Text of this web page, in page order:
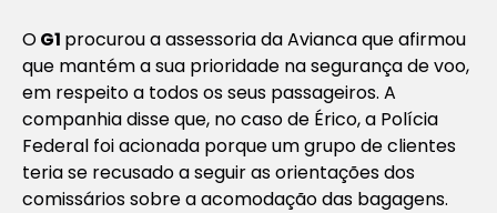
OG1 procurou a assessoria da Avianca que afirmou
que mantém a sua prioridade na segurança de voo,
em respeito a todos os seus passageiros. A
companhia disse que, no caso de Érico, a Polícia
Federal foi acionada porque um grupo de clientes
teria se recusado a seguir as orientações dos
comissários sobre a acomodação das bagagens.